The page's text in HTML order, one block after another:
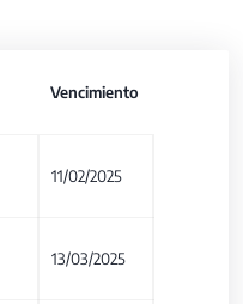
Vencimiento
11/02/2025
13/03/2025